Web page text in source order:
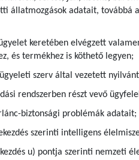
állatmozgások adatait, továbbá
keretében elvégzett
és termékhez is köthető legyen;
szerv által vezetett
rendszerben részt vevő
biztonsági problémák adatait;
szerinti intelligens
u) pontja szerinti nemzeti